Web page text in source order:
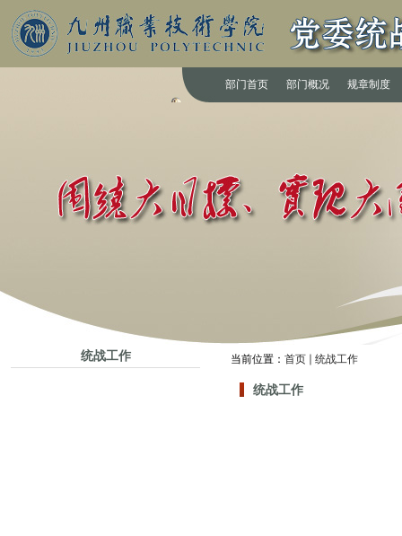
部门首页 部门概况 规章制度
统战工作 当前位置： 首页 统战工作
统战工作